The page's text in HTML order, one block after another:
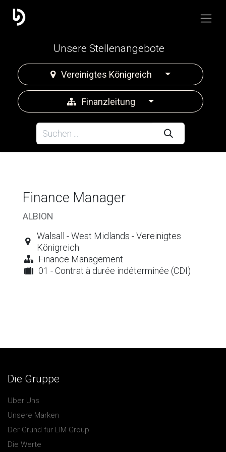
Unsere Stellenangebote
Vereinigtes Königreich
Finanzleitung
Finance Manager
ALBION
Walsall - West Midlands - Vereinigtes
Königreich
Finance Management
01 - Contrat à durée indéterminée (CDI)
Die Gruppe
Uber Uns
Unsere Marken
Der Grund für LIM Group
Die Werte